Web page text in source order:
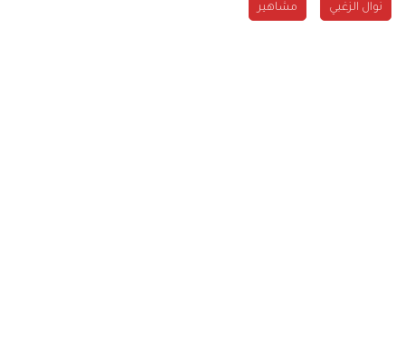
نوال الزغبي مشاهير